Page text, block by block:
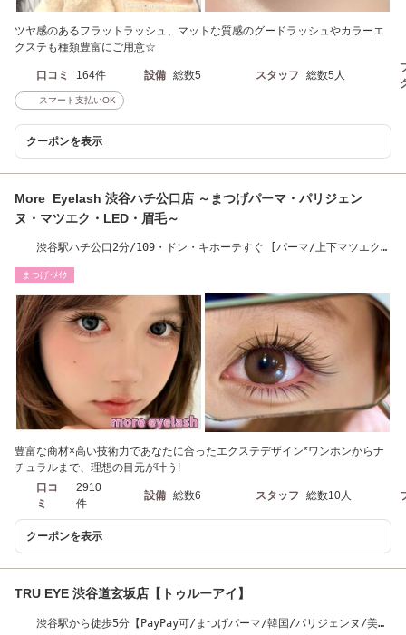
ツヤ感のあるフラットラッシュ、マットな質感のグードラッシュやカラーエ
クステも種類豊富にご用意☆
口コミ 164件 設備 総数5 スタッフ 総数5人
スマート支払いOK
クーポンを表示
More Eyelash 渋谷ハチ公口店 ～まつげパーマ・パリジェン
ヌ・マツエク・LED・眉毛～
渋谷駅ハチ公口2分/109・ドン・キホーテすぐ [パーマ/上下マツエク/
まつげ･ﾒｲｸ
豊富な商材×高い技術力であなたに合ったエクステデザイン*ワンホンからナ
チュラルまで、理想の目元が叶う!
口コ
ミ
2910
件
設備 総数6 スタッフ 総数10人
クーポンを表示
TRU EYE 渋谷道玄坂店【トゥルーアイ】
渋谷駅から徒歩5分【PayPay可/まつげパーマ/韓国/パリジェンヌ/美